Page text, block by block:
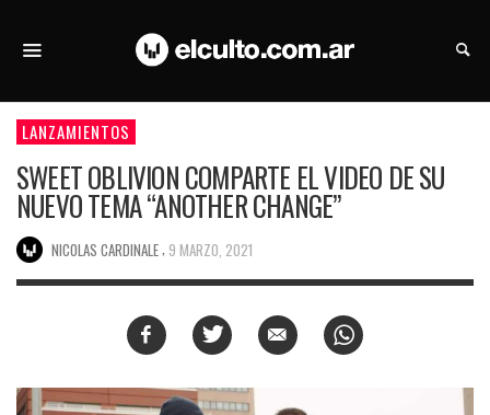
LANZAMIENTOS
SWEET OBLIVION COMPARTE EL VIDEO DE SU
NUEVO TEMA “ANOTHER CHANGE”
NICOLAS CARDINALE 9 MARZO, 2021